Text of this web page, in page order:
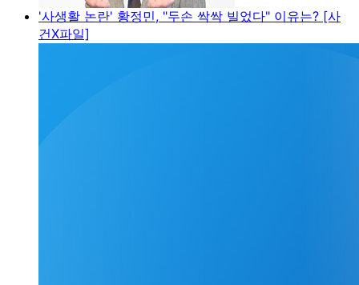
'사생활 논란' 황정민, "두손 싹싹 빌었다" 이유는? [사
건X파일]